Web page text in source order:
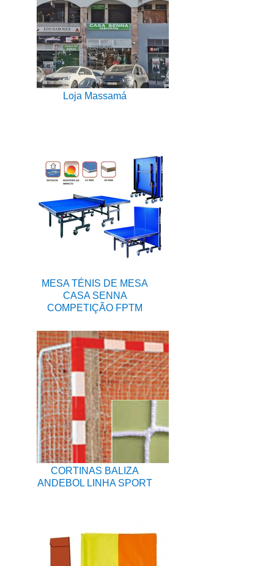
Loja Massamá
MESA TÉNIS DE MESA
CASA SENNA
COMPETIÇÃO FPTM
CORTINAS BALIZA
ANDEBOL LINHA SPORT